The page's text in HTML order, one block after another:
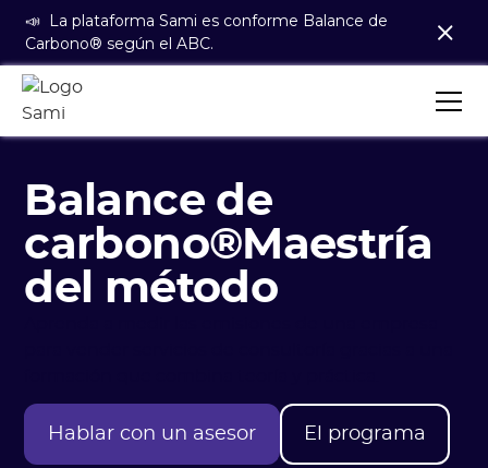
📣 La plataforma Sami es conforme Balance de
Carbono® según el ABC.
Balance de
carbono®Maestría
del método
Hablar con un asesor El programa